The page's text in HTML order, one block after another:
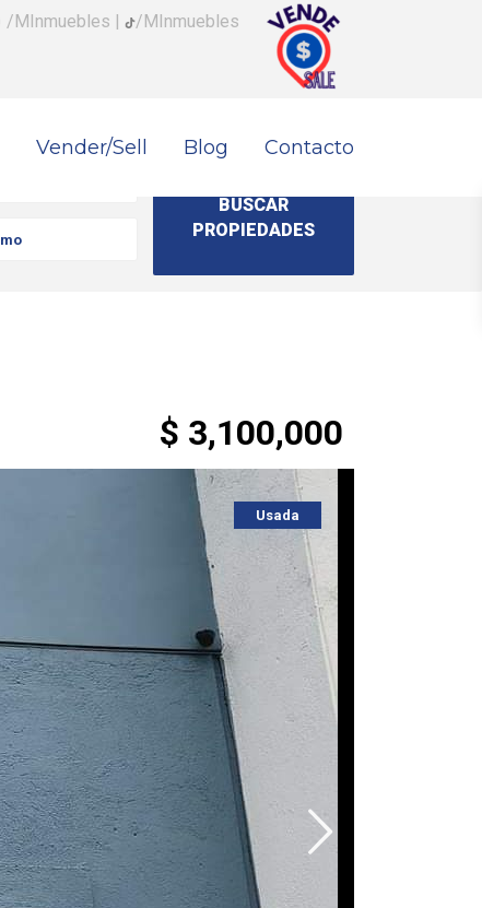
/MInmuebles | /MInmuebles
Vender/Sell Blog Contacto
$ 3,100,000
Usada